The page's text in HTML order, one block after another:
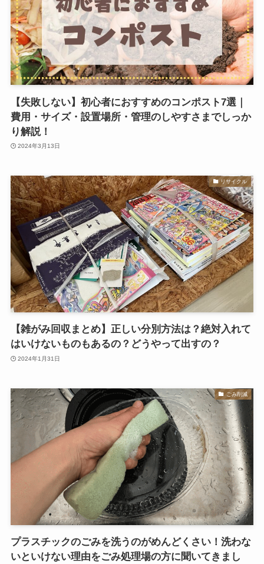
【失敗しない】初心者におすすめのコンポスト7選｜
費用・サイズ・設置場所・管理のしやすさまでしっか
り解説！
2024年3月13日
リサイクル
【雑がみ回収まとめ】正しい分別方法は？絶対入れて
はいけないものもあるの？どうやって出すの？
2024年1月31日
ごみ削減
プラスチックのごみを洗うのがめんどくさい！洗わな
いといけない理由をごみ処理場の方に聞いてきまし